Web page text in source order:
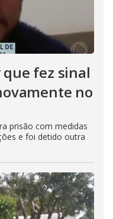
fez sinal
no
prisão com medidas
e foi detido outra